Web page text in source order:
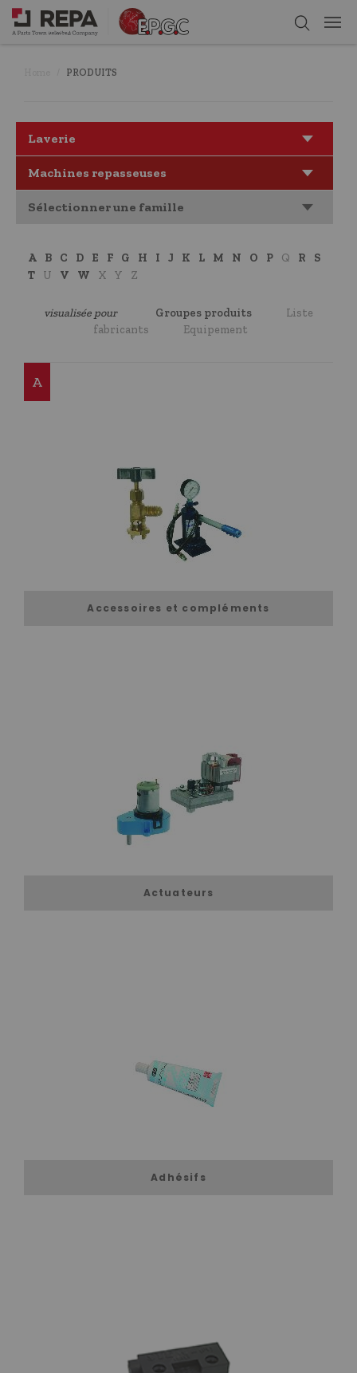
PRODUITS
Laverie
Machines repasseuses
Sélectionner une famille
A B C D E F G H I J K L M N O P Q R
S
T
U V W X Y Z
visualisée pour Groupes produits
Liste
fabricants
Equipement
A
Accessoires et compléments
Actuateurs
Adhésifs